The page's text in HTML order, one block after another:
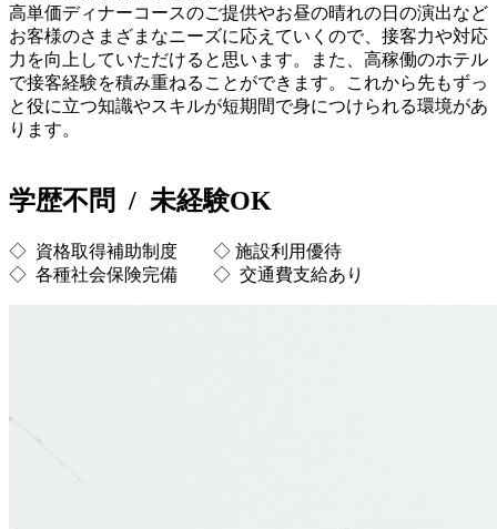
高単価ディナーコースのご提供やお昼の晴れの日の演出など
お客様のさまざまなニーズに応えていくので、接客力や対応
力を向上していただけると思います。また、高稼働のホテル
で接客経験を積み重ねることができます。これから先もずっ
と役に立つ知識やスキルが短期間で身につけられる環境があ
ります。
学歴不問 / 未経験OK
◇ 資格取得補助制度 ◇ 施設利用優待
◇ 各種社会保険完備 ◇ 交通費支給あり